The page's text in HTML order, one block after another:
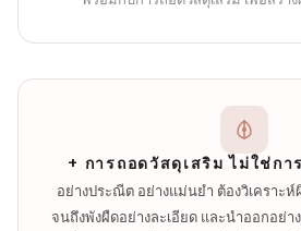
+ การถอดวัสดุเสริม ไม่ใช่กา
อย่างประณีต อย่างแม่นยำ ต้องวิเคราะห์
จนถึงพังผืดอย่างละเอียด และนำออกอย่